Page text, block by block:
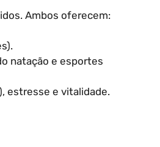
Ambos oferecem:
natação e esportes
estresse e vitalidade.